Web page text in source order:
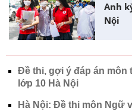
Anh
Nội
Đề thi, gợi ý đáp án môn
lớp 10 Hà Nội
Hà Nội: Đề thi môn Ngữ